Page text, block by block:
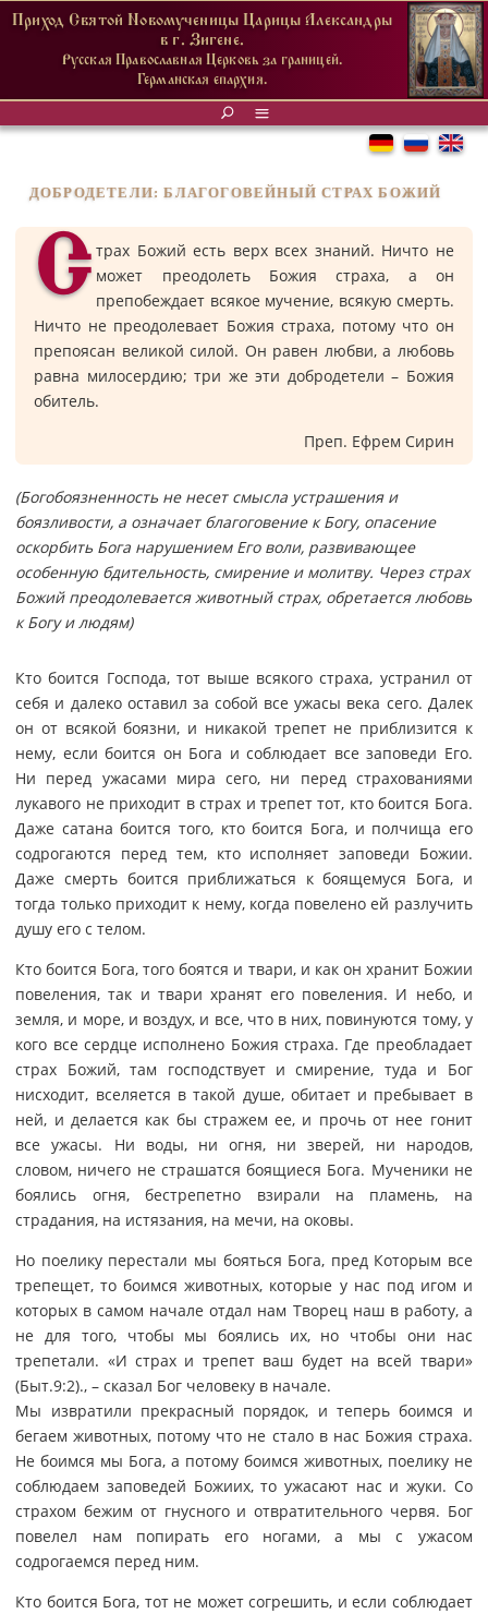
Приход Святой Новомученицы Царицы Александры
в г. Зигене.
Русская Православная Церковь за границей.
Германская епархия.
ДОБРОДЕТЕЛИ: БЛАГОГОВЕЙНЫЙ СТРАХ БОЖИЙ
С трах Божий есть верх всех знаний. Ничто не
может преодолеть Божия страха, а он
препобеждает всякое мучение, всякую смерть.
Ничто не преодолевает Божия страха, потому что он
препоясан великой силой. Он равен любви, а любовь
равна милосердию; три же эти добродетели – Божия
обитель.
Преп. Ефрем Сирин
(Богобоязненность не несет смысла устрашения и
боязливости, а означает благоговение к Богу, опасение
оскорбить Бога нарушением Его воли, развивающее
особенную бдительность, смирение и молитву. Через страх
Божий преодолевается животный страх, обретается любовь
к Богу и людям)
Кто боится Господа, тот выше всякого страха, устранил от
себя и далеко оставил за собой все ужасы века сего. Далек
он от всякой боязни, и никакой трепет не приблизится к
нему, если боится он Бога и соблюдает все заповеди Его.
Ни перед ужасами мира сего, ни перед страхованиями
лукавого не приходит в страх и трепет тот, кто боится Бога.
Даже сатана боится того, кто боится Бога, и полчища его
содрогаются перед тем, кто исполняет заповеди Божии.
Даже смерть боится приближаться к боящемуся Бога, и
тогда только приходит к нему, когда повелено ей разлучить
душу его с телом.
Кто боится Бога, того боятся и твари, и как он хранит Божии
повеления, так и твари хранят его повеления. И небо, и
земля, и море, и воздух, и все, что в них, повинуются тому, у
кого все сердце исполнено Божия страха. Где преобладает
страх Божий, там господствует и смирение, туда и Бог
нисходит, вселяется в такой душе, обитает и пребывает в
ней, и делается как бы стражем ее, и прочь от нее гонит
все ужасы. Ни воды, ни огня, ни зверей, ни народов,
словом, ничего не страшатся боящиеся Бога. Мученики не
боялись огня, бестрепетно взирали на пламень, на
страдания, на истязания, на мечи, на оковы.
Но поелику перестали мы бояться Бога, пред Которым все
трепещет, то боимся животных, которые у нас под игом и
которых в самом начале отдал нам Творец наш в работу, а
не для того, чтобы мы боялись их, но чтобы они нас
трепетали. «И страх и трепет ваш будет на всей твари»
(Быт.9:2)., – сказал Бог человеку в начале.
Мы извратили прекрасный порядок, и теперь боимся и
бегаем животных, потому что не стало в нас Божия страха.
Не боимся мы Бога, а потому боимся животных, поелику не
соблюдаем заповедей Божиих, то ужасают нас и жуки. Со
страхом бежим от гнусного и отвратительного червя. Бог
повелел нам попирать его ногами, а мы с ужасом
содрогаемся перед ним.
Кто боится Бога, тот не может согрешить, и если соблюдает